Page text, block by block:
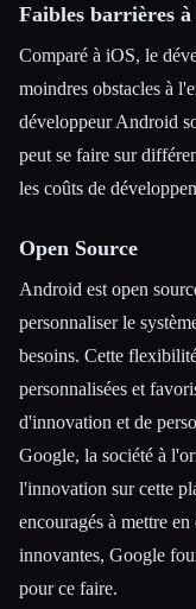
Faibles barrières
Comparé à iOS, le
moindres obstacles à
développeur Android
peut se faire sur
les coûts de
Open Source
Android est open
personnaliser le
besoins. Cette
personnalisées et
d'innovation et de
Google, la société à
l'innovation sur cette
encouragés à mettre
innovantes, Google
pour ce faire.